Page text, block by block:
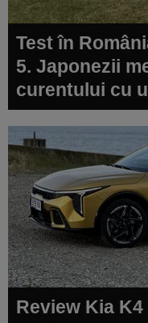
Test în
5. Japonezii
curentului cu
Review Kia